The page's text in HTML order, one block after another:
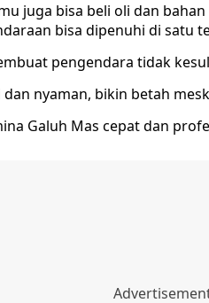
juga bisa beli oli dan
bisa dipenuhi di satu
pengendara tidak
dan nyaman, bikin betah
Galuh Mas cepat dan